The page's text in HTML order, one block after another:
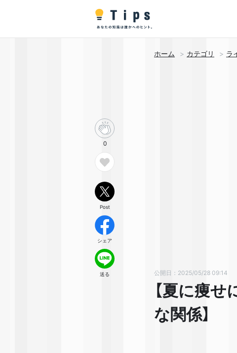
ホーム カテゴリ ラ
公開日：2025/05/28 09:14
【夏に痩
な関係】
0
Post
シェア
送る